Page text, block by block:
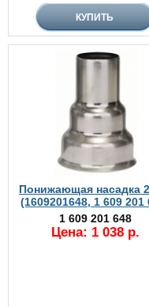
Понижающая насадка
(1609201648, 1 609 201
1 609 201 648
Цена: 1 038 р.